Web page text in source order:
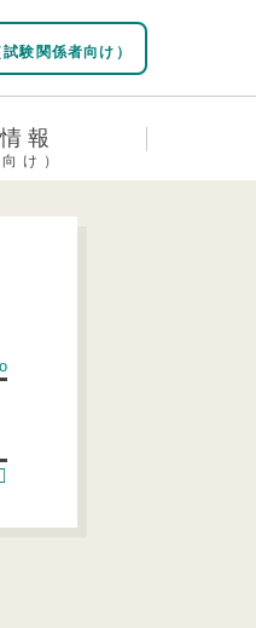
試験関係者向け）
報
け）